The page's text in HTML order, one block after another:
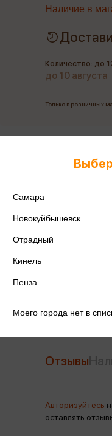
Наличие в
Количество: до
до 10 августа
Только в розничных
Отзывы
Авторизуйтесь
оставлять
Самара
Новокуйбышевск
Отрадный
Кинель
Пенза
Моего города нет в